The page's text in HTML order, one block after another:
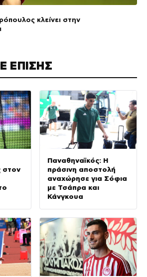
κλείνει στην
ΕΠΙΣΗΣ
στον
Παναθηναϊκός: Η
πράσινη αποστολή
αναχώρησε για Σόφια
με Τσάπρα και
Κάνγκουα